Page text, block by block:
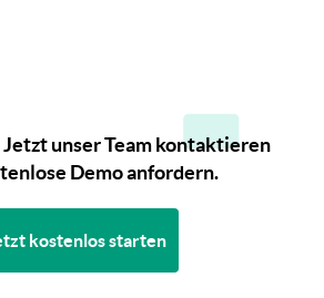
Jetzt unser Team kontaktieren
Demo anfordern.
kostenlos starten